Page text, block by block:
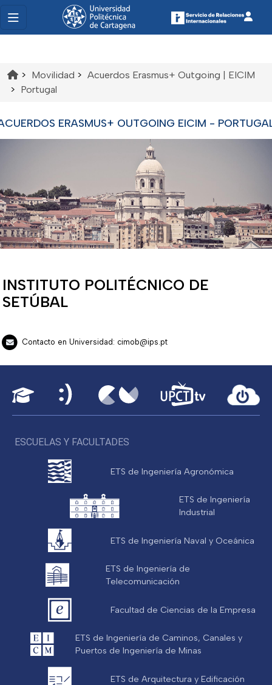
> Movilidad > Acuerdos Erasmus+ Outgoing | EICIM
> Portugal
ERASMUS+ OUTGOING EICIM -
INSTITUTO POLITÉCNICO DE
SETÚBAL
Contacto en Universidad: cimob@ips.pt
ESCUELAS Y FACULTADES
ETS de Ingeniería Agronómica
ETS de Ingeniería
Industrial
ETS de Ingeniería Naval y Oceánica
ETS de Ingeniería de
Telecomunicación
Facultad de Ciencias de la Empresa
ETS de Ingeniería de Caminos, Canales y
Puertos de Ingeniería de Minas
ETS de Arquitectura y Edificación